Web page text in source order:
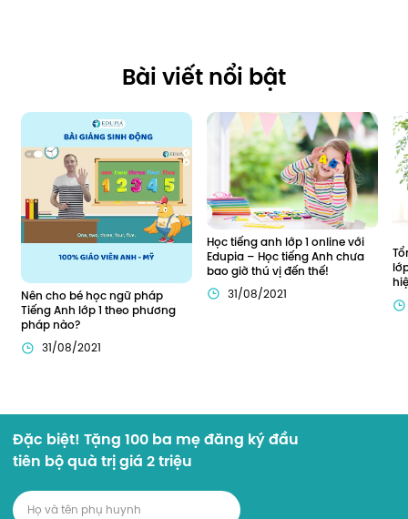
Bài viết nổi bật
Nên cho bé học ngữ pháp
Tiếng Anh lớp 1 theo phương
pháp nào?
31/08/2021
Học tiếng anh lớp 1 online với
Edupia – Học tiếng Anh chưa
bao giờ thú vị đến thế!
31/08/2021
Đặc biệt! Tặng 100 ba mẹ đăng ký đầu
tiên bộ quà trị giá 2 triệu